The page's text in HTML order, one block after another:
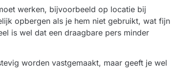
werken, bijvoorbeeld op locatie bij
opbergen als je hem niet gebruikt, wat fijn
is wel dat een draagbare pers minder
worden vastgemaakt, maar geeft je wel